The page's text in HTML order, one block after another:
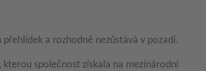
a rozhodně nezůstává v pozadí.
, kterou společnost získala na mezinárodní